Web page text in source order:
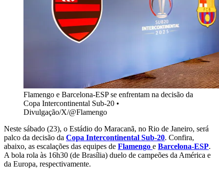
Flamengo e Barcelona-ESP se enfrentam na decisão da
Copa Intercontinental Sub-20 •
Divulgação/X/@Flamengo
Neste sábado (23), o Estádio do Maracanã, no Rio de Janeiro, será
palco da decisão da Copa Intercontinental Sub-20. Confira,
abaixo, as escalações das equipes de Flamengo e Barcelona-ESP.
A bola rola às 16h30 (de Brasília) duelo de campeões da América e
da Europa, respectivamente.